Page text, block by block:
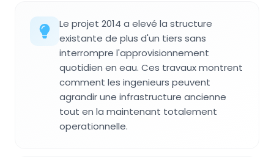
Le projet 2014 a elevé la structure
existante de plus d'un tiers sans
interrompre l'approvisionnement
quotidien en eau. Ces travaux montrent
comment les ingenieurs peuvent
agrandir une infrastructure ancienne
tout en la maintenant totalement
operationnelle.